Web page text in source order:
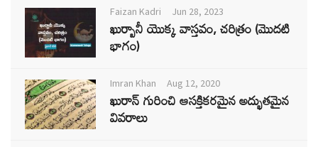
Faizan Kadri Jun 28, 2023
ఖుర్బానీ యొక్క వాస్తవం, చరిత్రం (మొదటి
భాగం)
Imran Khan Aug 12, 2020
ఖురాన్ గురించి ఆసక్తికరమైన అద్భుతమైన
వివరాలు